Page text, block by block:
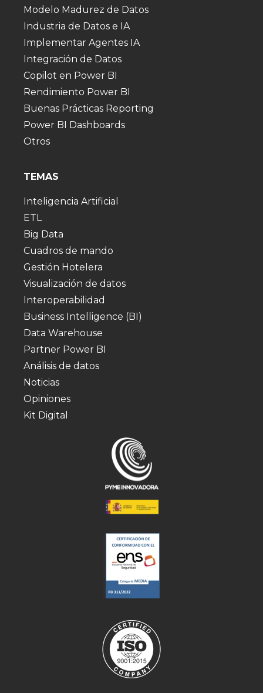
Modelo Madurez de Datos
Industria de Datos e IA
Implementar Agentes IA
Integración de Datos
Copilot en Power BI
Rendimiento Power BI
Buenas Prácticas Reporting
Power BI Dashboards
Otros
TEMAS
Inteligencia Artificial
ETL
Big Data
Cuadros de mando
Gestión Hotelera
Visualización de datos
Interoperabilidad
Business Intelligence (BI)
Data Warehouse
Partner Power BI
Análisis de datos
Noticias
Opiniones
Kit Digital